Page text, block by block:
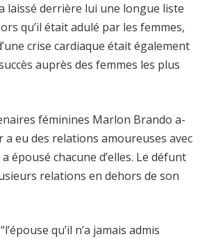
laissé derrière lui une longue liste
qu’il était adulé par les femmes,
crise cardiaque était également
auprès des femmes les plus
féminines Marlon Brando a-
a eu des relations amoureuses avec
épousé chacune d’elles. Le défunt
relations en dehors de son
qu’il n’a jamais admis